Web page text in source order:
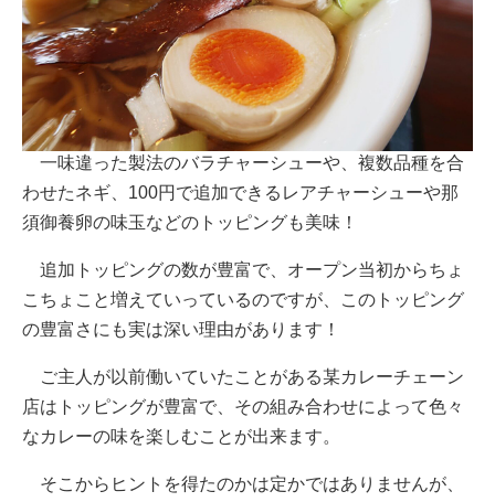
一味違った製法のバラチャーシューや、複数品種を合
わせたネギ、100円で追加できるレアチャーシューや那
須御養卵の味玉などのトッピングも美味！
追加トッピングの数が豊富で、オープン当初からちょ
こちょこと増えていっているのですが、このトッピング
の豊富さにも実は深い理由があります！
ご主人が以前働いていたことがある某カレーチェーン
店はトッピングが豊富で、その組み合わせによって色々
なカレーの味を楽しむことが出来ます。
そこからヒントを得たのかは定かではありませんが、